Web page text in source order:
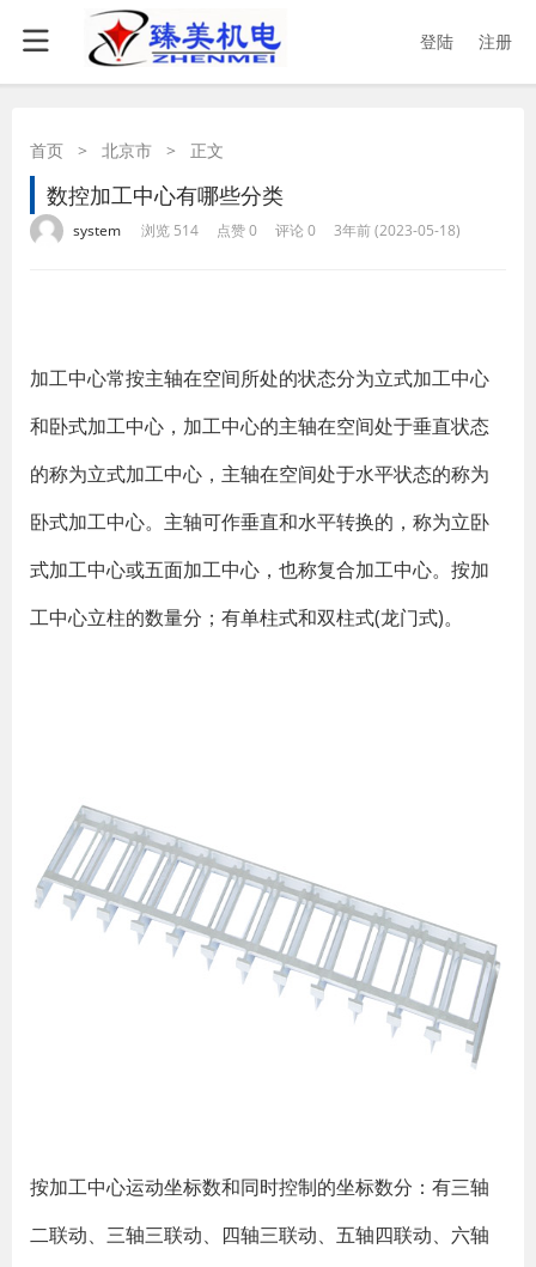
登陆 注册
首页 > 北京市 > 正文
数控加工中心有哪些分类
system 浏览 514 点赞 0 评论 0 3年前 (2023-05-18)
加工中心常按主轴在空间所处的状态分为立式加工中心
和卧式加工中心，加工中心的主轴在空间处于垂直状态
的称为立式加工中心，主轴在空间处于水平状态的称为
卧式加工中心。主轴可作垂直和水平转换的，称为立卧
式加工中心或五面加工中心，也称复合加工中心。按加
工中心立柱的数量分；有单柱式和双柱式(龙门式)。
按加工中心运动坐标数和同时控制的坐标数分：有三轴
二联动、三轴三联动、四轴三联动、五轴四联动、六轴